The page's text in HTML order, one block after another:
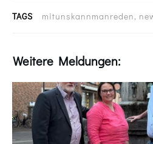
TAGS mitunskannmanreden,
Weitere Meldungen: